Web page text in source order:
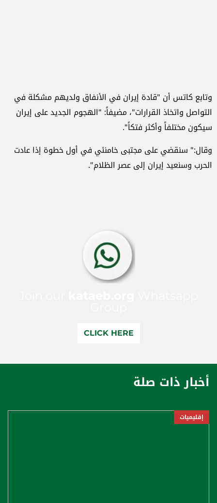
وتابع كاتس أن "قادة إيران في الأنفاق ولديهم مشكلة في
التواصل واتخاذ القرارات"، مضيفاً: "الهجوم الجديد على إيران
سيكون مختلفاً وأكثر فتكاً".
وقال:" سنقضي على مجتبى خامنئي في أول خطوة إذا عادت
الحرب وسنعيد إيران إلى عصر الظلام".
CLICK HERE
أخبار ذات صلة
إقليميات